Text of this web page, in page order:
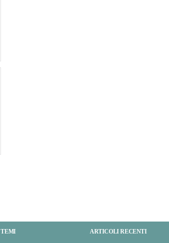
TEMI ARTICOLI RECENTI